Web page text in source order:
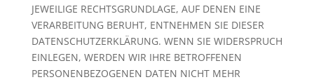
JEWEILIGE RECHTSGRUNDLAGE, AUF DENEN EINE
VERARBEITUNG BERUHT, ENTNEHMEN SIE DIESER
DATENSCHUTZERKLÄRUNG. WENN SIE WIDERSPRUCH
EINLEGEN, WERDEN WIR IHRE BETROFFENEN
PERSONENBEZOGENEN DATEN NICHT MEHR